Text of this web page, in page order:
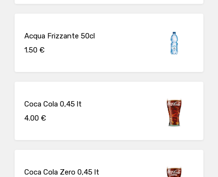
Acqua Frizzante 50cl
1.50 €
Coca Cola 0,45 lt
4.00 €
Coca Cola Zero 0,45 lt